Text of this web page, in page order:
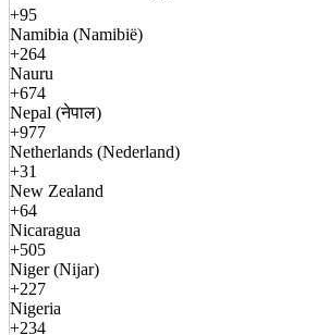
+95
Namibia (Namibië)
+264
Nauru
+674
Nepal (नेपाल)
+977
Netherlands (Nederland)
+31
New Zealand
+64
Nicaragua
+505
Niger (Nijar)
+227
Nigeria
+234